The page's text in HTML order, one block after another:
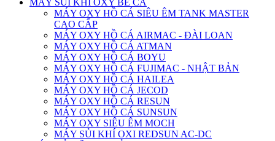
MÁY SỦI KHÍ OXY BỂ CÁ
MÁY OXY HỒ CÁ SIÊU ÊM TANK MASTER
CAO CẤP
MÁY OXY HỒ CÁ AIRMAC - ĐÀI LOAN
MÁY OXY HỒ CÁ ATMAN
MÁY OXY HỒ CÁ BOYU
MÁY OXY HỒ CÁ FUJIMAC - NHẬT BẢN
MÁY OXY HỒ CÁ HAILEA
MÁY OXY HỒ CÁ JECOD
MÁY OXY HỒ CÁ RESUN
MÁY OXY HỒ CÁ SUNSUN
MÁY OXY SIÊU ÊM MOCH
MÁY SỦI KHÍ OXI REDSUN AC-DC